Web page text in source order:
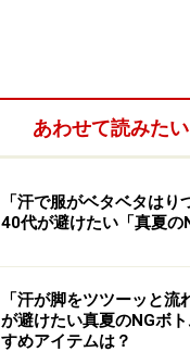
あわせて読みたい
「汗で服がベタベタはり
40代が避けたい「真夏の
「汗が脚をツツーッと
が避けたい真夏のNGボ
すめアイテムは？